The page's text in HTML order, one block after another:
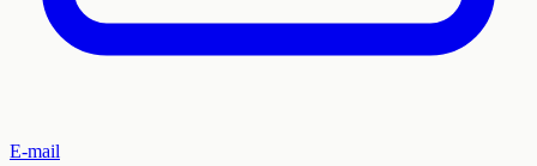
E-mail